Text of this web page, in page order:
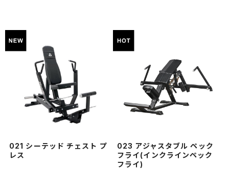
021 シーテッド チェスト プ
レス
023 アジャスタブル ペック
フライ(インクラインペック
フライ)